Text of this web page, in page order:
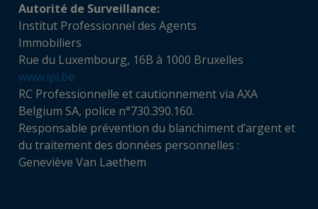
Autorité de Surveillance:
Institut Professionnel des Agents
Immobiliers
Rue du Luxembourg, 16B à 1000 Bruxelles
www.ipi.be
RC Professionnelle et cautionnement via AXA
Belgium SA, police n°730.390.160.
Responsable prévention du blanchiment d’argent et
du traitement des données personnelles :
Geneviève Van Laethem